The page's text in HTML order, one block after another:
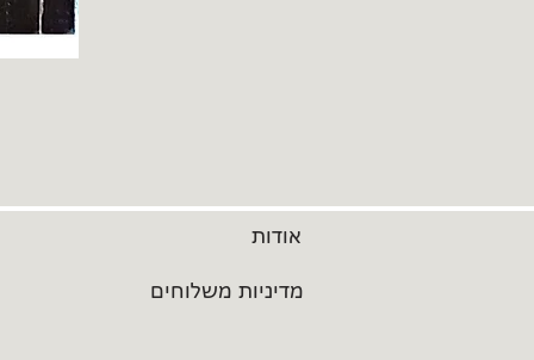
אודות
מדיניות משלוחים